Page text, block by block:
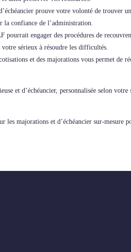
prouve votre volonté de
confiance de l’administration.
pourrait engager des procédures de
sérieux à résoudre les difficultés.
et des majorations vous permet de
et d’échéancier, personnalisée selon
les majorations et d’échéancier sur-